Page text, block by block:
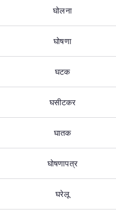
घोलना
घोषणा
घटक
घसीटकर
घातक
घोषणापत्र
घरेलू